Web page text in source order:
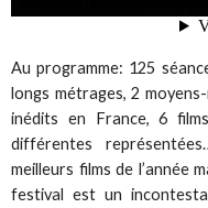
Au programme: 125
longs métrages, 2
inédits en France, 6
différentes
meilleurs films de l’année
festival est un